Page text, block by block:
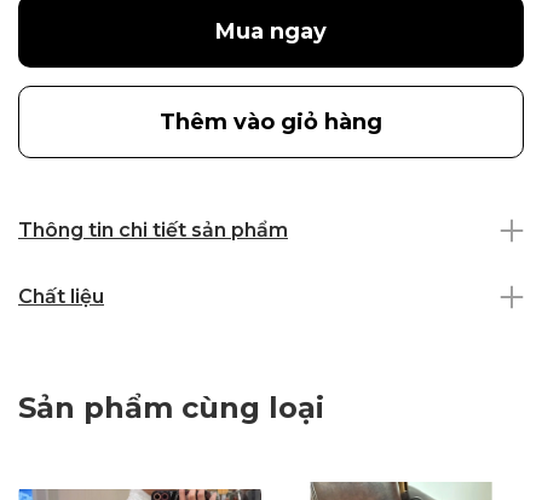
Mua ngay
Thêm vào giỏ hàng
Thông tin chi tiết sản phẩm
Chất liệu
Sản phẩm cùng loại